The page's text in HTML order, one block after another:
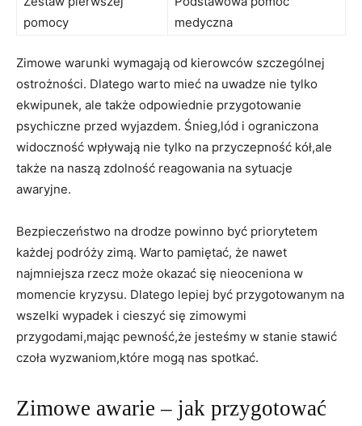
pomocy
medyczna
Zimowe ‌warunki wymagają od kierowców ‌szczególnej
ostrożności. Dlatego ⁤warto mieć na ⁤uwadze nie tylko
ekwipunek, ale także⁤ odpowiednie przygotowanie
psychiczne przed wyjazdem.⁣ Śnieg,lód‍ i ograniczona
widoczność⁤ wpływają ⁣nie⁤ tylko na przyczepność kół,ale
także na naszą zdolność⁣ reagowania na sytuacje
awaryjne.
Bezpieczeństwo na drodze⁣ powinno być priorytetem
każdej podróży ‍zimą. Warto pamiętać, że ​nawet
najmniejsza rzecz może okazać ‍się nieoceniona‌ w
momencie kryzysu.⁤ Dlatego ⁤lepiej być przygotowanym ⁢na
wszelki wypadek ⁤i cieszyć się zimowymi
przygodami,mając pewność,że jesteśmy w stanie stawić
czoła wyzwaniom,które mogą nas spotkać.
Zimowe awarie – jak przygotować